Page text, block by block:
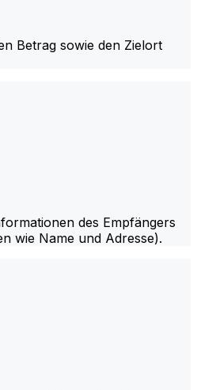
Betrag sowie den Zielort
des Empfängers
wie Name und Adresse).